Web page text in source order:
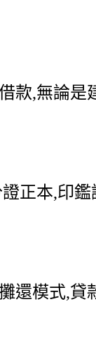
款,無論是
正本,印
還模式,